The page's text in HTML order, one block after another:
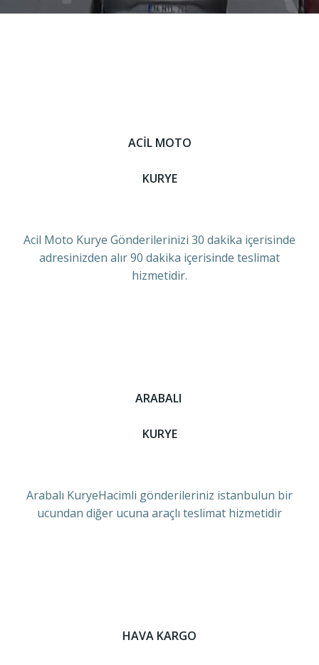
ACİL MOTO
KURYE
Acil Moto Kurye Gönderilerinizi 30 dakika içerisinde
adresinizden alır 90 dakika içerisinde teslimat
hizmetidir.
ARABALI
KURYE
Arabalı KuryeHacimli gönderileriniz istanbulun bir
ucundan diğer ucuna araçlı teslimat hizmetidir
HAVA KARGO